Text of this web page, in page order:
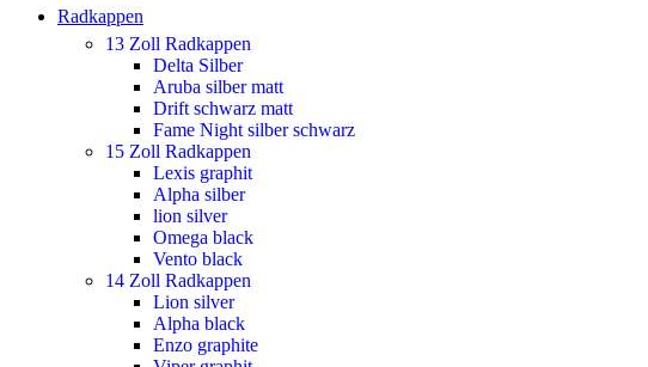
Radkappen
13 Zoll Radkappen
Delta Silber
Aruba silber matt
Drift schwarz matt
Fame Night silber schwarz
15 Zoll Radkappen
Lexis graphit
Alpha silber
lion silver
Omega black
Vento black
14 Zoll Radkappen
Lion silver
Alpha black
Enzo graphite